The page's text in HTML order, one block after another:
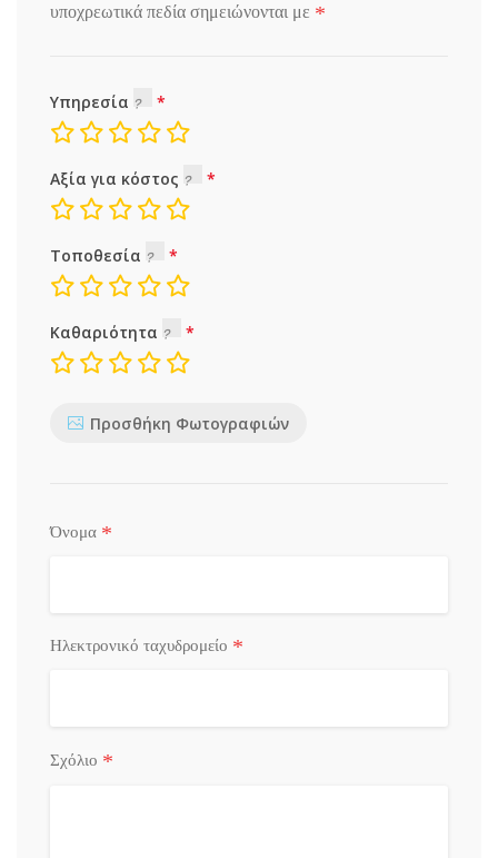
υποχρεωτικά πεδία σημειώνονται με *
Υπηρεσία
Αξία για κόστος
Τοποθεσία
Καθαριότητα
Προσθήκη Φωτογραφιών
Όνομα *
Ηλεκτρονικό ταχυδρομείο *
Σχόλιο *